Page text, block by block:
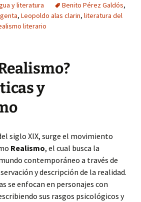
y literatura Benito Pérez Galdós,
, Leopoldo alas clarin, literatura del
literario
y
siglo XIX, surge el movimiento
Realismo, el cual busca la
contemporáneo a través de
y descripción de la realidad.
se enfocan en personajes con
sus rasgos psicológicos y